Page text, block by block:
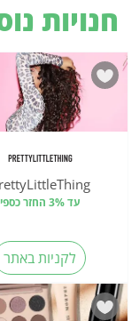
חנויות
עד 3% החזר כספי
לקניות באתר